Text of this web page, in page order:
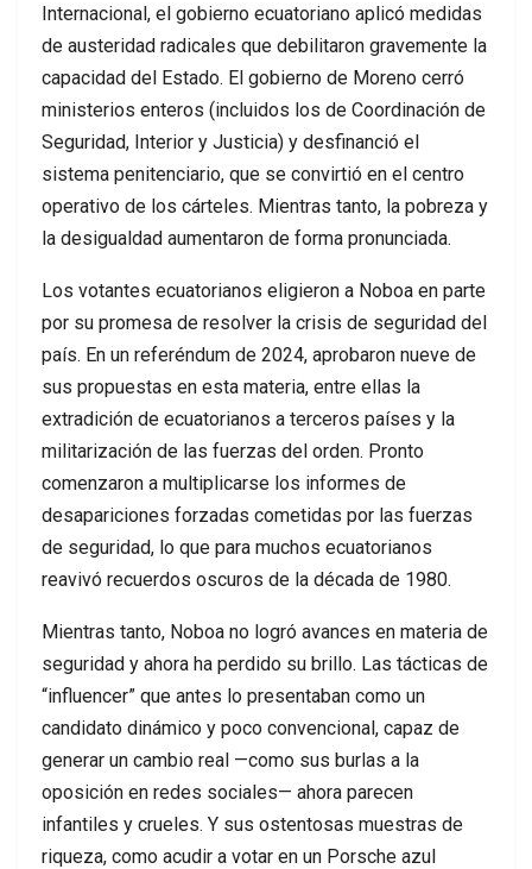
Internacional, el gobierno ecuatoriano aplicó medidas
de austeridad radicales que debilitaron gravemente la
capacidad del Estado. El gobierno de Moreno cerró
ministerios enteros (incluidos los de Coordinación de
Seguridad, Interior y Justicia) y desfinanció el
sistema penitenciario, que se convirtió en el centro
operativo de los cárteles. Mientras tanto, la pobreza y
la desigualdad aumentaron de forma pronunciada.
Los votantes ecuatorianos eligieron a Noboa en parte
por su promesa de resolver la crisis de seguridad del
país. En un referéndum de 2024, aprobaron nueve de
sus propuestas en esta materia, entre ellas la
extradición de ecuatorianos a terceros países y la
militarización de las fuerzas del orden. Pronto
comenzaron a multiplicarse los informes de
desapariciones forzadas cometidas por las fuerzas
de seguridad, lo que para muchos ecuatorianos
reavivó recuerdos oscuros de la década de 1980.
Mientras tanto, Noboa no logró avances en materia de
seguridad y ahora ha perdido su brillo. Las tácticas de
“influencer” que antes lo presentaban como un
candidato dinámico y poco convencional, capaz de
generar un cambio real —como sus burlas a la
oposición en redes sociales— ahora parecen
infantiles y crueles. Y sus ostentosas muestras de
riqueza, como acudir a votar en un Porsche azul